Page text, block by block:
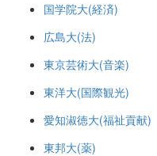
国学院大(経済)
広島大(法)
東京芸術大(音楽)
東洋大(国際観光)
愛知淑徳大(福祉貢献)
東邦大(薬)